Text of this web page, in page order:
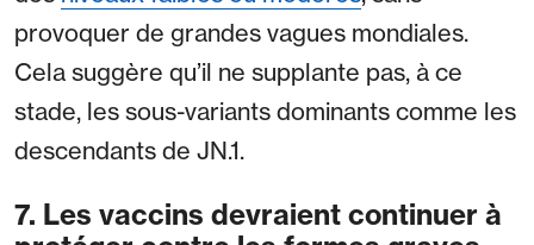
provoquer de grandes vagues mondiales.
Cela suggère qu’il ne supplante pas, à ce
stade, les sous-variants dominants comme les
descendants de JN.1.
7. Les vaccins devraient continuer à